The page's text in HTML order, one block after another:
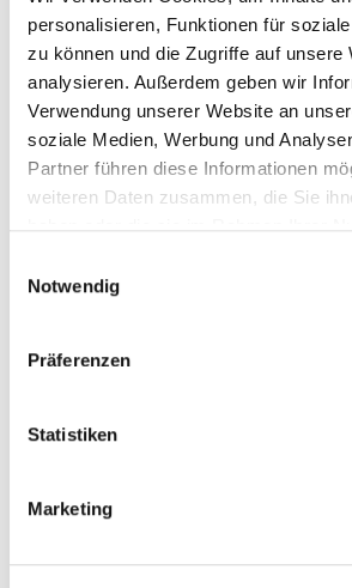
personalisieren, Funktionen für
zu können und die Zugriffe auf unsere
analysieren. Außerdem geben wir
Verwendung unserer Website an
soziale Medien, Werbung und
Partner führen diese Informationen
weiteren Daten zusammen, die Sie
Notwendig
Präferenzen
Statistiken
Marketing
(Auszug aus den Zimmern bis 10:00.
bis 12:30)
Es wird einen freien Nachmittag
Möglichkeit gibt an den Strand oder
fahren. Es wird insgesamt 2 Kakao
geben, was sich entwickeln möchte.